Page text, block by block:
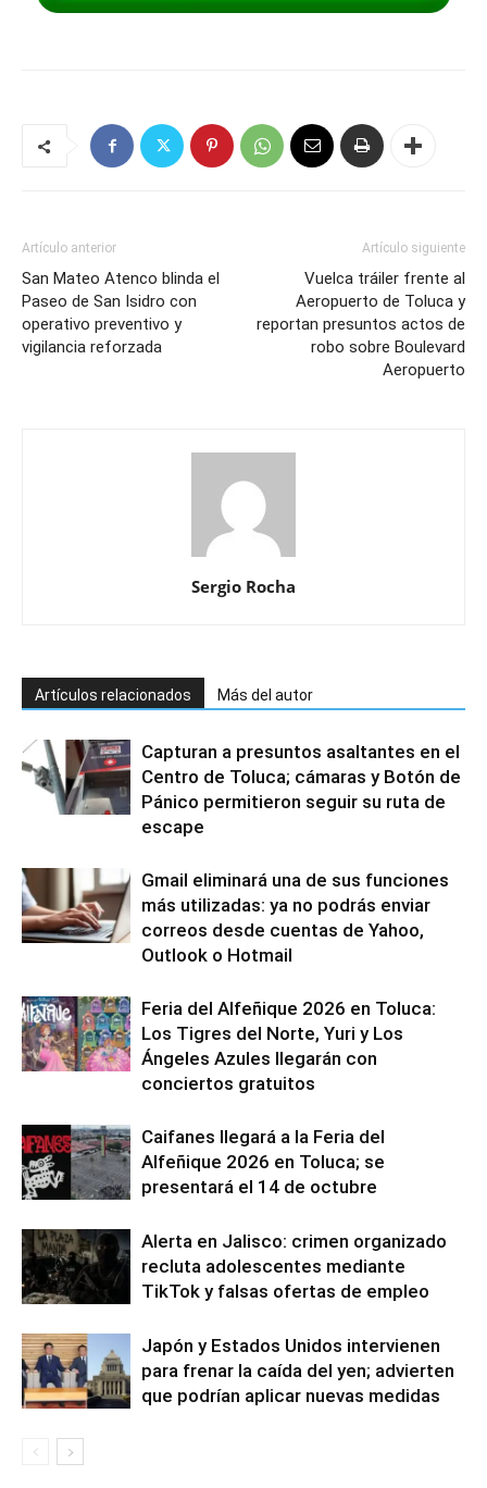
Artículo anterior
San Mateo Atenco blinda el
Paseo de San Isidro con
operativo preventivo y
vigilancia reforzada
Artículo siguiente
Vuelca tráiler frente al
Aeropuerto de Toluca y
reportan presuntos actos de
robo sobre Boulevard
Aeropuerto
Sergio Rocha
Artículos relacionados Más del autor
Capturan a presuntos asaltantes en el
Centro de Toluca; cámaras y Botón de
Pánico permitieron seguir su ruta de
escape
Gmail eliminará una de sus funciones
más utilizadas: ya no podrás enviar
correos desde cuentas de Yahoo,
Outlook o Hotmail
Feria del Alfeñique 2026 en Toluca:
Los Tigres del Norte, Yuri y Los
Ángeles Azules llegarán con
conciertos gratuitos
Caifanes llegará a la Feria del
Alfeñique 2026 en Toluca; se
presentará el 14 de octubre
Alerta en Jalisco: crimen organizado
recluta adolescentes mediante
TikTok y falsas ofertas de empleo
Japón y Estados Unidos intervienen
para frenar la caída del yen; advierten
que podrían aplicar nuevas medidas